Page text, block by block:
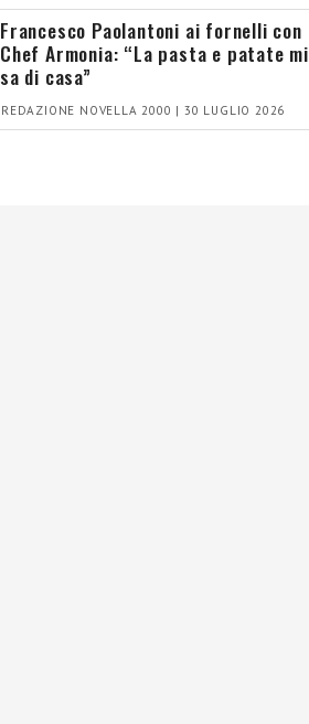
Francesco Paolantoni ai fornelli con
Chef Armonia: “La pasta e patate mi
sa di casa”
REDAZIONE NOVELLA 2000 | 30 LUGLIO 2026